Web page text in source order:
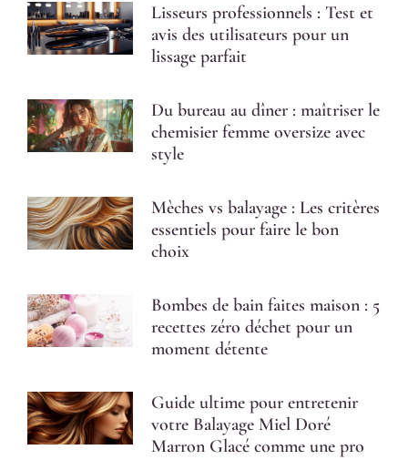
Lisseurs professionnels : Test et
avis des utilisateurs pour un
lissage parfait
Du bureau au dîner : maîtriser le
chemisier femme oversize avec
style
Mèches vs balayage : Les critères
essentiels pour faire le bon
choix
Bombes de bain faites maison : 5
recettes zéro déchet pour un
moment détente
Guide ultime pour entretenir
votre Balayage Miel Doré
Marron Glacé comme une pro